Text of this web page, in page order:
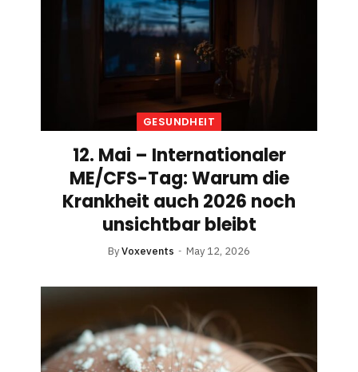
GESUNDHEIT
12. Mai – Internationaler
ME/CFS-Tag: Warum die
Krankheit auch 2026 noch
unsichtbar bleibt
ByVoxevents May 12, 2026